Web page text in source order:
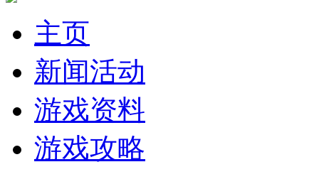
主页
新闻活动
游戏资料
游戏攻略